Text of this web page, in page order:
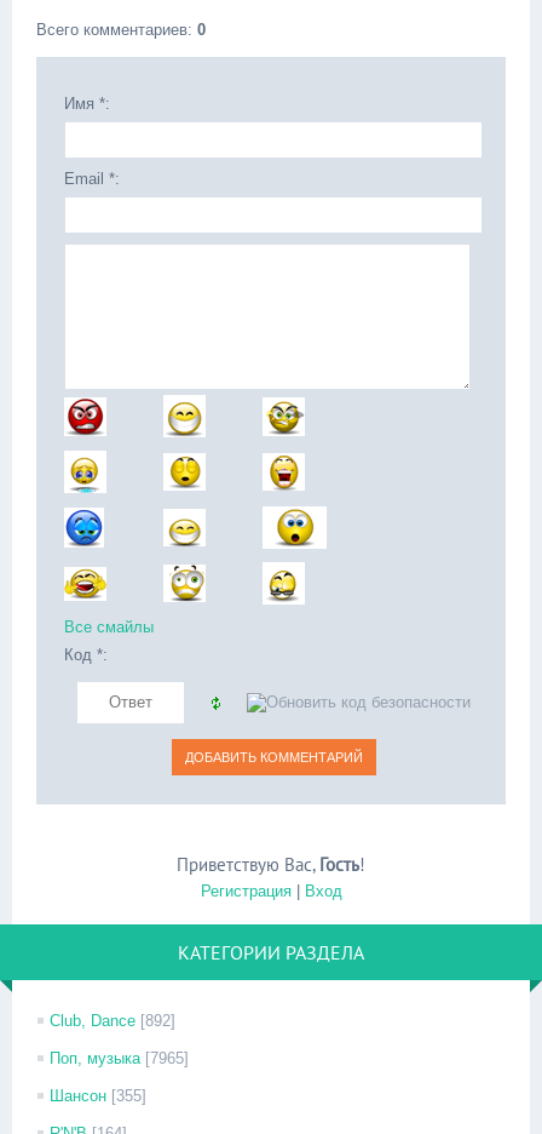
Всего комментариев: 0
Имя *:
Email *:
Все смайлы
Код *:
Приветствую Вас, Гость!
Регистрация| Вход
КАТЕГОРИИ РАЗДЕЛА
Club, Dance [892]
Поп, музыка [7965]
Шансон [355]